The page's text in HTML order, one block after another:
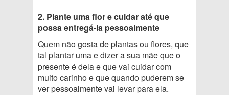
2. Plante uma flor e cuidar até que
possa entregá-la pessoalmente
Quem não gosta de plantas ou flores, que
tal plantar uma e dizer a sua mãe que o
presente é dela e que vai cuidar com
muito carinho e que quando puderem se
ver pessoalmente vai levar para ela.